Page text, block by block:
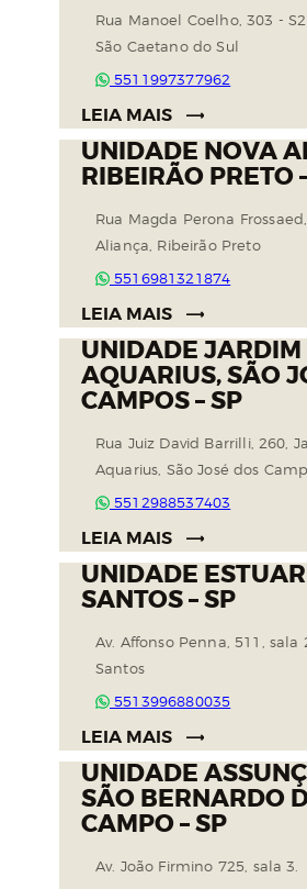
Rua Manoel Coelho, 303 -
São Caetano do Sul
5511997377962
LEIA MAIS
UNIDADE NOVA
RIBEIRÃO PRETO
Rua Magda Perona
Aliança, Ribeirão Preto
5516981321874
LEIA MAIS
UNIDADE JARDIM
AQUARIUS, SÃO
CAMPOS – SP
Rua Juiz David Barrilli, 260,
Aquarius, São José dos
5512988537403
LEIA MAIS
UNIDADE
SANTOS – SP
Av. Affonso Penna, 511, sala
Santos
5513996880035
LEIA MAIS
UNIDADE
SÃO BERNARDO
CAMPO – SP
Av. João Firmino 725, sala 3.